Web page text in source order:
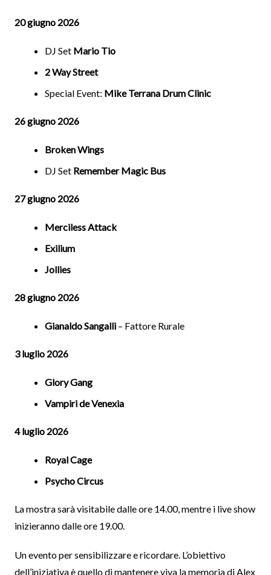
20 giugno 2026
DJ Set Mario Tio
2 Way Street
Special Event: Mike Terrana Drum Clinic
26 giugno 2026
Broken Wings
DJ Set Remember Magic Bus
27 giugno 2026
Merciless Attack
Exilium
Jollies
28 giugno 2026
Gianaldo Sangalli– Fattore Rurale
3 luglio 2026
Glory Gang
Vampiri de Venexia
4 luglio 2026
Royal Cage
Psycho Circus
La mostra sarà visitabile dalle ore 14.00, mentre i live show
inizieranno dalle ore 19.00.
Un evento per sensibilizzare e ricordare. L’obiettivo
dell’iniziativa è quello di mantenere viva la memoria di Alex